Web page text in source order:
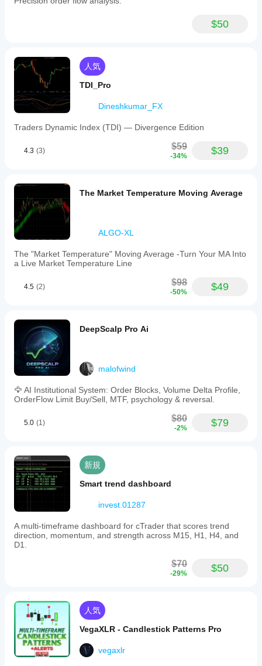
$50
人気
TDI_Pro
Dineshkumar_FX
Traders Dynamic Index (TDI) — Divergence Edition
4.3 (3) $59
-34% $39
The Market Temperature Moving Average
ALGO-XL
The "Market Temperature" Moving Average -Turn Your MA Into
a Live Market Temperature Line
4.5 (2) $98
-50% $49
DeepScalp Pro Ai
malofwind
🦅 AI Institutional System: Order Blocks, Volume Delta Profile,
OrderFlow Limit Buy/Sell, MTF, psychology & reversal.
5.0 (1) $80
-2% $79
新規
Smart trend dashboard
invest.01287
A multi-timeframe dashboard for cTrader that scores trend
direction, momentum, and strength across M15, H1, H4, and
D1.
$70
-29% $50
人気
VegaXLR - Candlestick Patterns Pro
vegaxlr